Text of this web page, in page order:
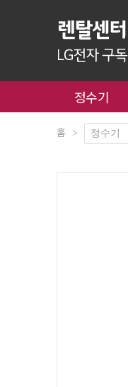
정수기
홈 >